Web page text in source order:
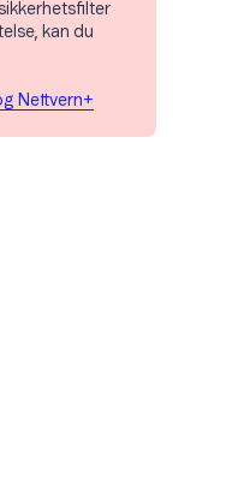
kan du
Nettvern+